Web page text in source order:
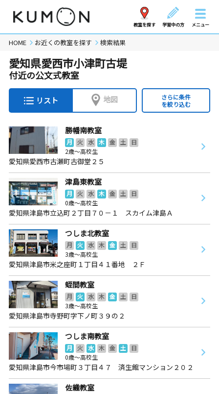
教室を探す 学習中の方 メニュー
HOME お近くの教室を探す 検索結果
愛知県愛西市小津町古堤
付近の公文式教室
リスト 地図
さらに条件
を絞り込む
勝幡南教室
月 火 水 木 金 土
日
2歳～高校生
愛知県愛西市古瀬町古御堂２５
津島東教室
月 火 水 木 金 土
日
0歳～高校生
愛知県津島市立込町２丁目７０－１ スカイム津島Ａ
つしま北教室
月 火 水 木 金 土
日
3歳～高校生
愛知県津島市米之座町１丁目４１番地 ２Ｆ
蛭間教室
月 火 水 木 金 土
日
3歳～高校生
愛知県津島市寺野町字下ノ町３９の２
つしま南教室
月 火 水 木 金 土
日
0歳～高校生
愛知県津島市今市場町３丁目４７ 済生館マンション２０２
佐織教室